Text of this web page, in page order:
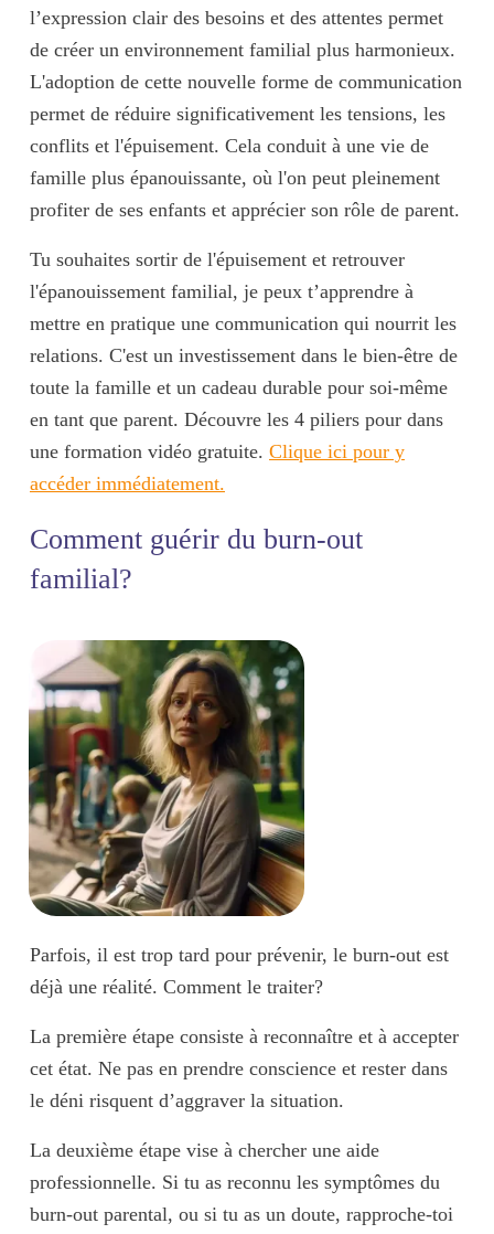
l’expression clair des besoins et des attentes permet
de créer un environnement familial plus harmonieux.
L'adoption de cette nouvelle forme de communication
permet de réduire significativement les tensions, les
conflits et l'épuisement. Cela conduit à une vie de
famille plus épanouissante, où l'on peut pleinement
profiter de ses enfants et apprécier son rôle de parent.
Tu souhaites sortir de l'épuisement et retrouver
l'épanouissement familial, je peux t’apprendre à
mettre en pratique une communication qui nourrit les
relations. C'est un investissement dans le bien-être de
toute la famille et un cadeau durable pour soi-même
en tant que parent. Découvre les 4 piliers pour dans
une formation vidéo gratuite. Clique ici pour y
accéder immédiatement.
Comment guérir du burn-out
familial?
Parfois, il est trop tard pour prévenir, le burn-out est
déjà une réalité. Comment le traiter?
La première étape consiste à reconnaître et à accepter
cet état. Ne pas en prendre conscience et rester dans
le déni risquent d’aggraver la situation.
La deuxième étape vise à chercher une aide
professionnelle. Si tu as reconnu les symptômes du
burn-out parental, ou si tu as un doute, rapproche-toi